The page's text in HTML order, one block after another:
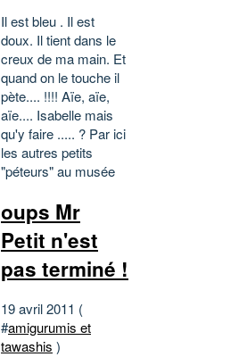
Il est bleu . Il est
doux. Il tient dans le
creux de ma main. Et
quand on le touche il
pète.... !!!! Aïe, aïe,
aïe.... Isabelle mais
qu'y faire ..... ? Par ici
les autres petits
"péteurs" au musée
oups Mr
Petit n'est
pas terminé !
19 avril 2011 (
#amigurumis et
tawashis )